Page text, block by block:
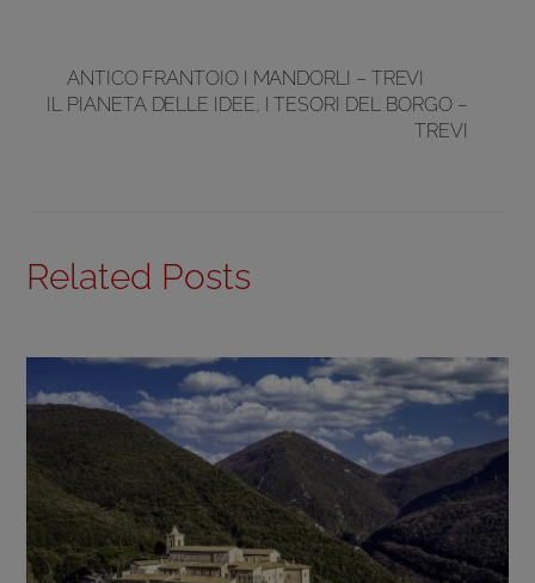
ANTICO FRANTOIO I MANDORLI – TREVI
IL PIANETA DELLE IDEE, I TESORI DEL BORGO –
TREVI
Related Posts